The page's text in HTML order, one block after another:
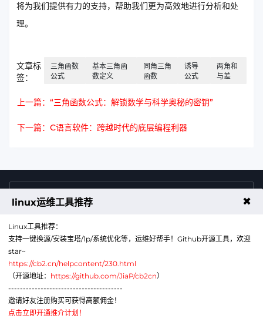
将为我们提供有力的支持，帮助我们更为高效地进行分析和处
理。
文章标
签：
三角函数
公式
基本三角函
数定义
同角三角
函数
诱导
公式
两角和
与差
上一篇：“三角函数公式：解锁数学与科学奥秘的密钥”
下一篇：C语言软件：跨越时代的底层编程利器
售前咨询热线
公众号
linux运维工具推荐 ✖
Linux工具推荐：
支持一键换源/安装宝塔/1p/系统优化等，运维好帮手！Github开源工具，欢迎
star~
https://cb2.cn/helpcontent/230.html
（开源地址： https://github.com/JiaP/cb2cn）
---------------------------------------
邀请好友注册购买可获得高额佣金！
点击立即开通推介计划！